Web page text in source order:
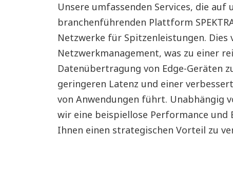
Unsere umfassenden Services, die auf
branchenführenden Plattform
Netzwerke für Spitzenleistungen. Dies
Netzwerkmanagement, was zu einer
Datenübertragung von Edge-Geräten
geringeren Latenz und einer
von Anwendungen führt. Unabhängig
wir eine beispiellose Performance und
Ihnen einen strategischen Vorteil zu